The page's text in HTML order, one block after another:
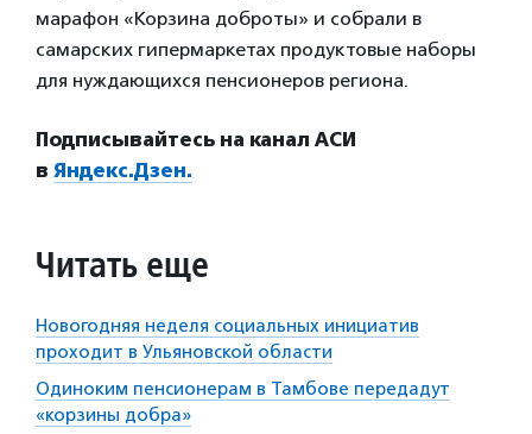
марафон «Корзина доброты» и собрали в
самарских гипермаркетах продуктовые наборы
для нуждающихся пенсионеров региона.
Подписывайтесь на канал АСИ
в Яндекс.Дзен.
Читать еще
Новогодняя неделя социальных инициатив
проходит в Ульяновской области
Одиноким пенсионерам в Тамбове передадут
«корзины добра»